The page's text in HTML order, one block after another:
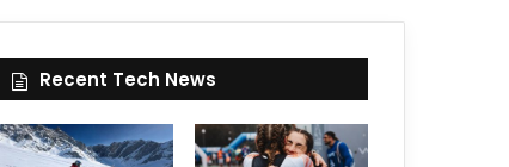
Recent Tech News